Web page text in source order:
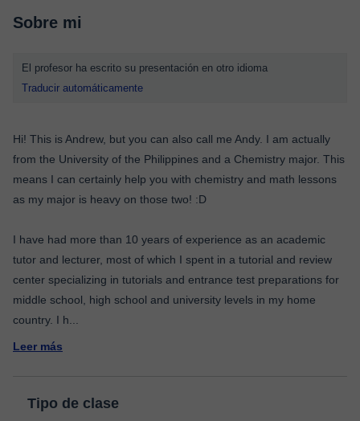
Sobre mi
El profesor ha escrito su presentación en otro idioma
Traducir automáticamente
Hi! This is Andrew, but you can also call me Andy. I am actually
from the University of the Philippines and a Chemistry major. This
means I can certainly help you with chemistry and math lessons
as my major is heavy on those two! :D
I have had more than 10 years of experience as an academic
tutor and lecturer, most of which I spent in a tutorial and review
center specializing in tutorials and entrance test preparations for
middle school, high school and university levels in my home
country. I h
Leer más
Tipo de clase